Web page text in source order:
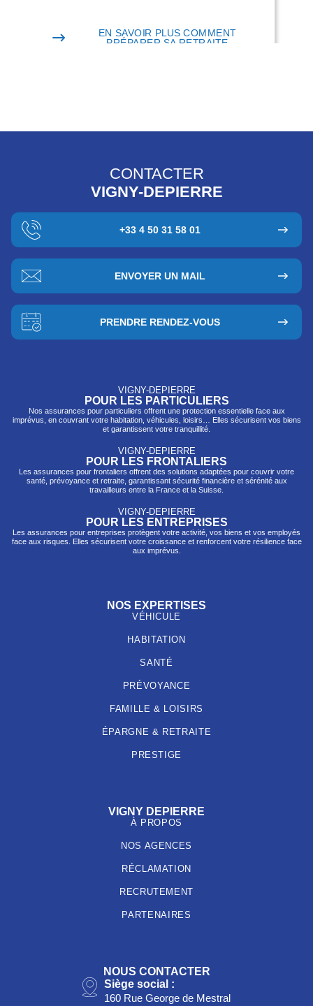
EN SAVOIR PLUS COMMENT
PRÉPARER SA RETRAITE
CONTACTER
VIGNY-DEPIERRE
+33 4 50 31 58 01
ENVOYER UN MAIL
PRENDRE RENDEZ-VOUS
VIGNY-DEPIERRE
POUR LES PARTICULIERS
Nos assurances pour particuliers offrent une protection essentielle face aux
imprévus, en couvrant votre habitation, véhicules, loisirs… Elles sécurisent vos biens
et garantissent votre tranquillité.
VIGNY-DEPIERRE
POUR LES FRONTALIERS
Les assurances pour frontaliers offrent des solutions adaptées pour couvrir votre
santé, prévoyance et retraite, garantissant sécurité financière et sérénité aux
travailleurs entre la France et la Suisse.
VIGNY-DEPIERRE
POUR LES ENTREPRISES
Les assurances pour entreprises protègent votre activité, vos biens et vos employés
face aux risques. Elles sécurisent votre croissance et renforcent votre résilience face
aux imprévus.
NOS EXPERTISES
VÉHICULE
HABITATION
SANTÉ
PRÉVOYANCE
FAMILLE & LOISIRS
ÉPARGNE & RETRAITE
PRESTIGE
VIGNY DEPIERRE
À PROPOS
NOS AGENCES
RÉCLAMATION
RECRUTEMENT
PARTENAIRES
NOUS CONTACTER
Siège social :
160 Rue George de Mestral